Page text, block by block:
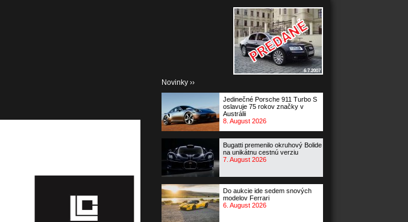
6.7.2007
Novinky ››
Jedinečné Porsche 911 Turbo S
oslavuje 75 rokov značky v
Austrálii
8. August 2026
Bugatti premenilo okruhový Bolide
na unikátnu cestnú verziu
7. August 2026
Do aukcie ide sedem snových
modelov Ferrari
6. August 2026